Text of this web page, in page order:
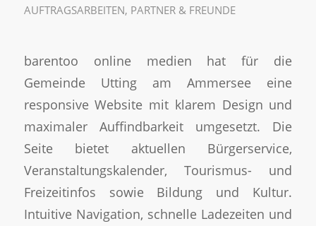
AUFTRAGSARBEITEN, PARTNER & FREUNDE
barentoo online medien hat für die
Gemeinde Utting am Ammersee eine
responsive Website mit klarem Design und
maximaler Auffindbarkeit umgesetzt. Die
Seite bietet aktuellen Bürgerservice,
Veranstaltungskalender, Tourismus- und
Freizeitinfos sowie Bildung und Kultur.
Intuitive Navigation, schnelle Ladezeiten und